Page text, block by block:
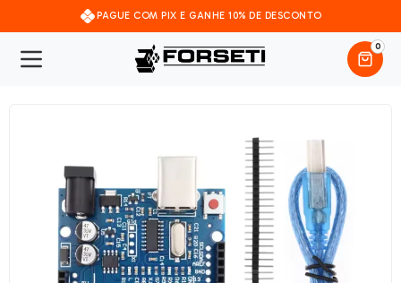
PAGUE COM PIX E GANHE 10% DE DESCONTO
0